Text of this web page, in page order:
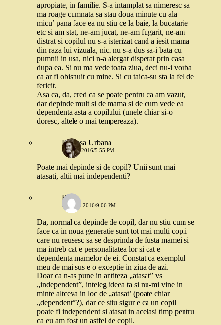
apropiate, in familie. S-a intamplat sa nimeresc sa
ma roage cumnata sa stau doua minute cu ala
micu’ pana face ea nu stiu ce la baie, la bucatarie
etc si am stat, ne-am jucat, ne-am fugarit, ne-am
distrat si copilul nu s-a isterizat cand a iesit mama
din raza lui vizuala, nici nu s-a dus sa-i bata cu
pumnii in usa, nici n-a alergat disperat prin casa
dupa ea. Si nu ma vede toata ziua, deci nu-i vorba
ca ar fi obisnuit cu mine. Si cu taica-su sta la fel de
fericit.
Asa ca, da, cred ca se poate pentru ca am vazut,
dar depinde mult si de mama si de cum vede ea
dependenta asta a copilului (unele chiar si-o
doresc, altele o mai tempereaza).
Printesa Urbana
31 MAI 2016/5:55 PM
Poate mai depinde si de copil? Unii sunt mai
atasati, altii mai independenti?
Rox
2 IUNIE 2016/9:06 PM
Da, normal ca depinde de copil, dar nu stiu cum se
face ca in noua generatie sunt tot mai multi copii
care nu reusesc sa se desprinda de fusta mamei si
ma intreb cat e personalitatea lor si cat e
dependenta mamelor de ei. Constat ca exemplul
meu de mai sus e o exceptie in ziua de azi.
Doar ca n-as pune in antiteza „atasat” vs
„independent”, inteleg ideea ta si nu-mi vine in
minte altceva in loc de „atasat’ (poate chiar
„dependent”?), dar ce stiu sigur e ca un copil
poate fi independent si atasat in acelasi timp pentru
ca eu am fost un astfel de copil.